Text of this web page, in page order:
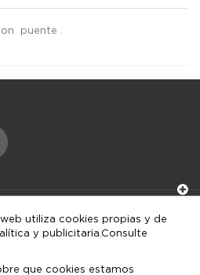
puente .
utiliza cookies propias y de
y publicitaria.Consulte
que cookies estamos